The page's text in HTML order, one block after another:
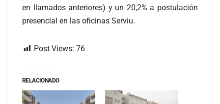
en llamados anteriores) y un 20,2% a postulación
presencial en las oficinas Serviu.
Post Views: 76
RELACIONADO